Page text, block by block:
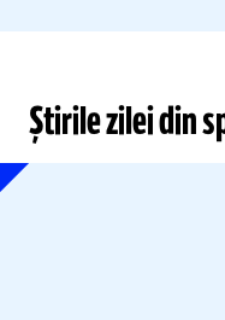
Știrile zilei din